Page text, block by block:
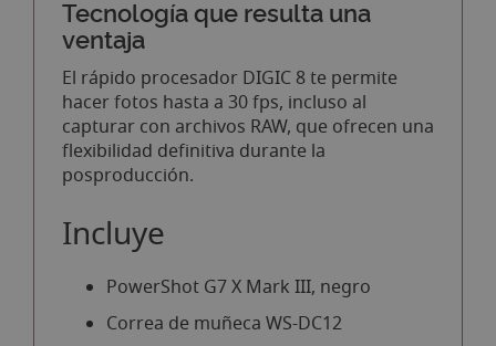
Tecnología que resulta una
ventaja
El rápido procesador DIGIC 8 te permite
hacer fotos hasta a 30 fps, incluso al
capturar con archivos RAW, que ofrecen una
flexibilidad definitiva durante la
posproducción.
Incluye
PowerShot G7 X Mark III, negro
Correa de muñeca WS-DC12